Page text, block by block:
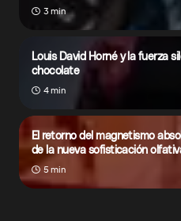
3 min
Louis David Horné y la fuerza
chocolate
4 min
El retorno del magnetismo
de la nueva sofisticación
5 min